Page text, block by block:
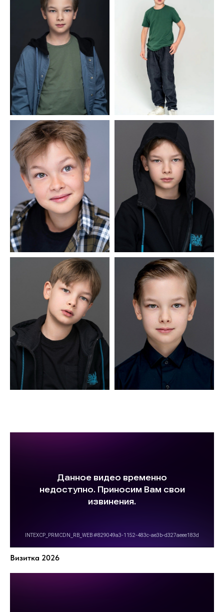
Визитка 2026